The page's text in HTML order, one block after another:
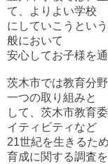
て、よりよい学校
にしていこうとい
般において
安心してお子様を
茨木市では教育分
一つの取り組みと
して、茨木市教育
イティビティなど
21世紀を生きるた
育成に関する調査を